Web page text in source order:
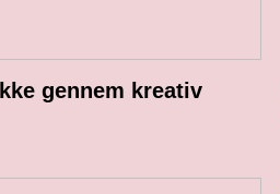
gennem kreativ